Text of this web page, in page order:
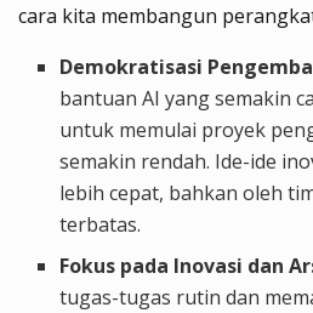
cara kita membangun
Demokratisasi
bantuan AI yang semakin
untuk memulai proyek
semakin rendah. Ide-ide
lebih cepat, bahkan oleh
terbatas.
Fokus pada Inovasi dan
tugas-tugas rutin dan